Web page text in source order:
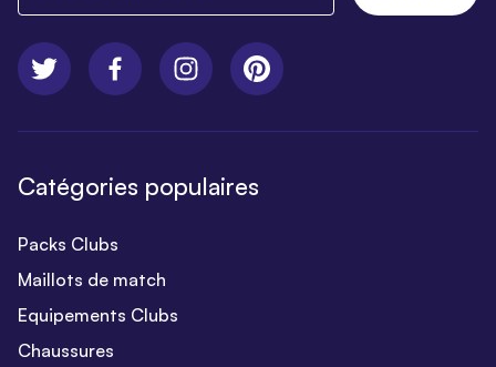
Catégories populaires
Packs Clubs
Maillots de match
Equipements Clubs
Chaussures